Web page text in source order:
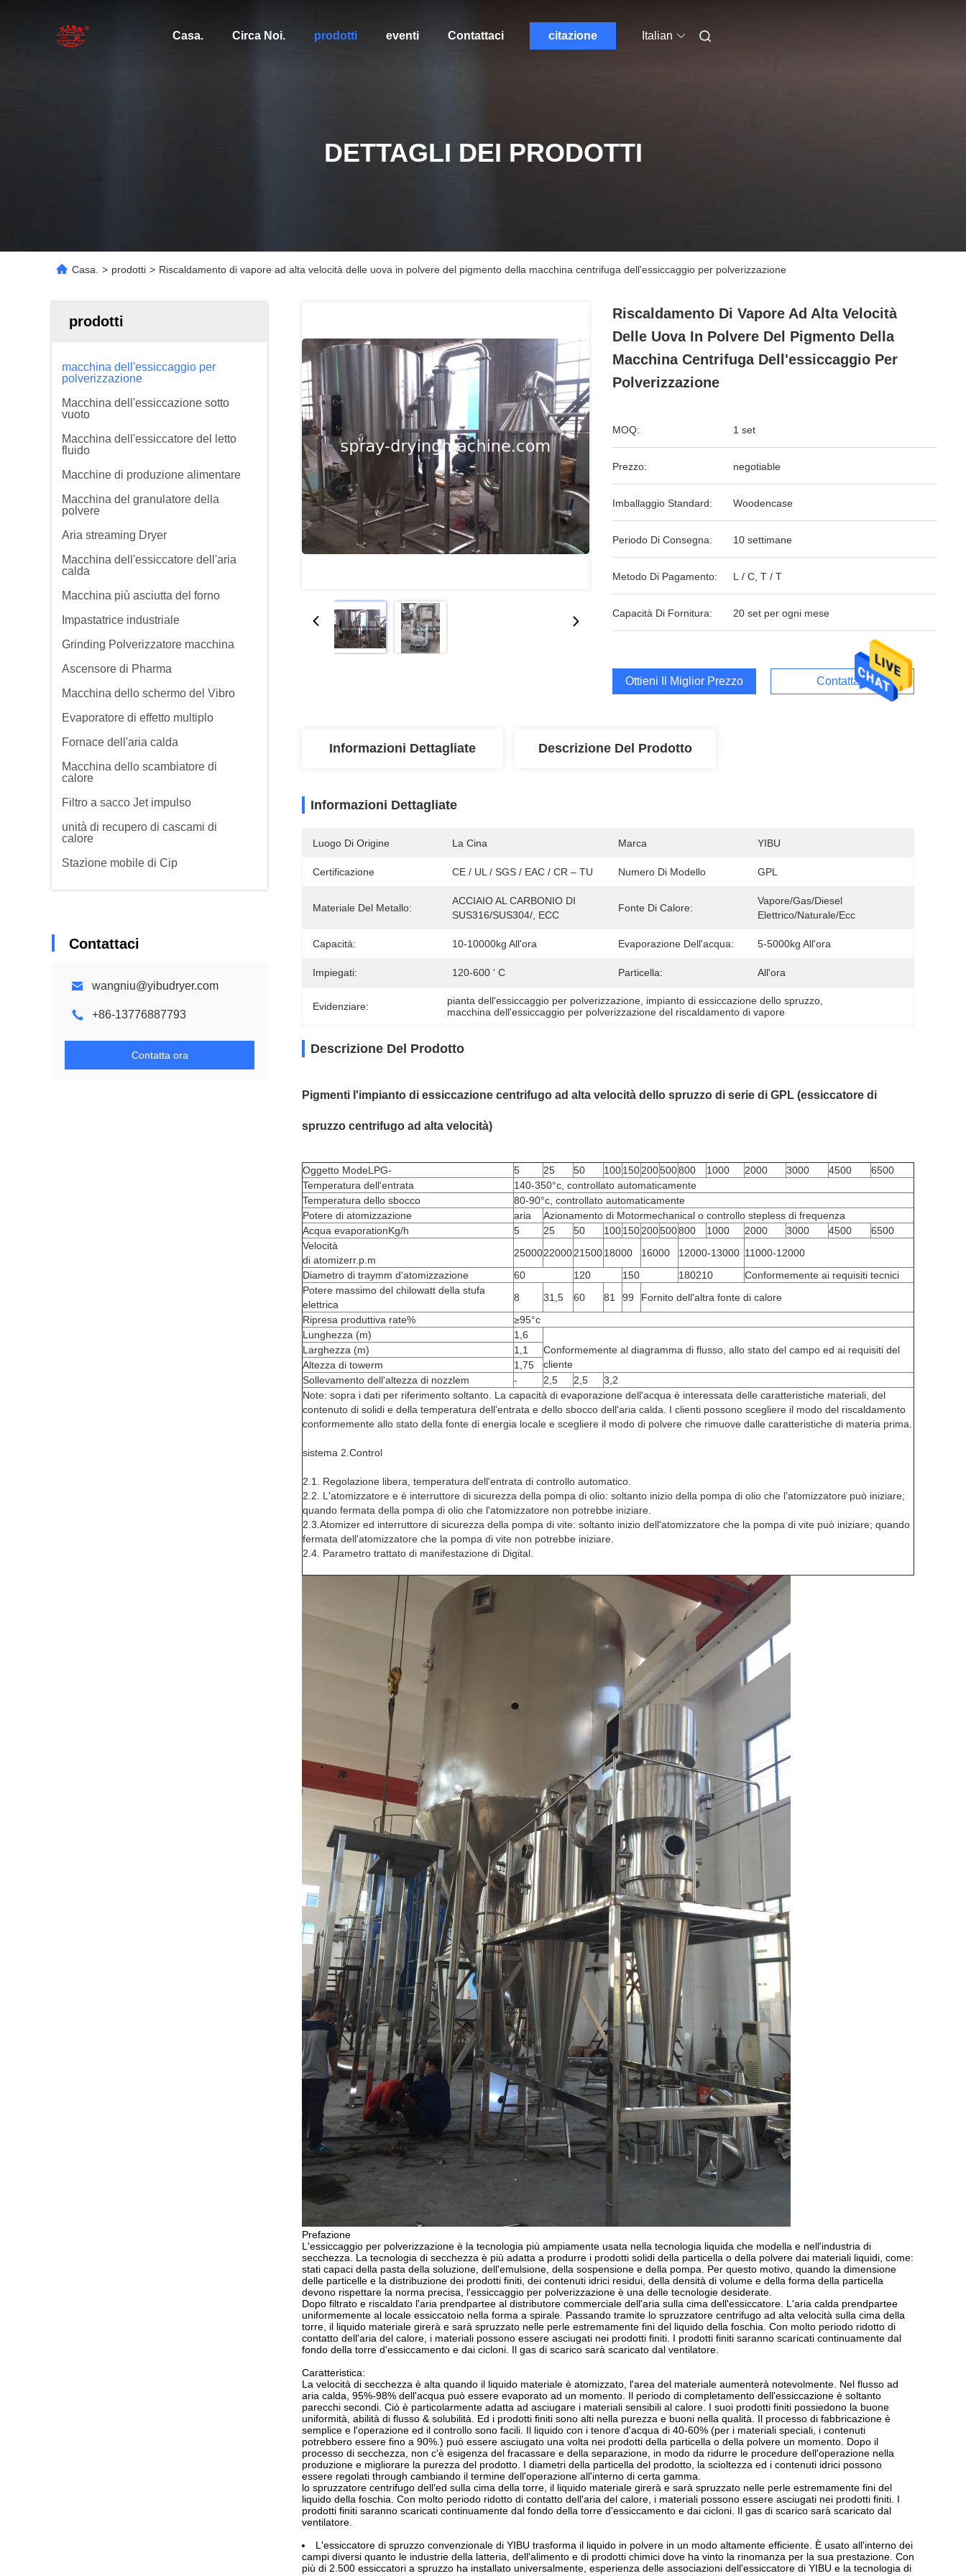
Casa. Circa Noi. prodotti eventi Contattaci citazione Italian
DETTAGLI DEI PRODOTTI
Casa. > prodotti > Riscaldamento di vapore ad alta velocità delle uova in polvere del pigmento della macchina centrifuga dell'essiccaggio per polverizzazione
prodotti
macchina dell'essiccaggio per
polverizzazione
Macchina dell'essiccazione sotto
vuoto
Macchina dell'essiccatore del letto
fluido
Macchine di produzione alimentare
Macchina del granulatore della
polvere
Aria streaming Dryer
Macchina dell'essiccatore dell'aria
calda
Macchina più asciutta del forno
Impastatrice industriale
Grinding Polverizzatore macchina
Ascensore di Pharma
Macchina dello schermo del Vibro
Evaporatore di effetto multiplo
Fornace dell'aria calda
Macchina dello scambiatore di
calore
Filtro a sacco Jet impulso
unità di recupero di cascami di
calore
Stazione mobile di Cip
Contattaci
wangniu@yibudryer.com
+86-13776887793
Contatta ora
Riscaldamento Di Vapore Ad Alta Velocità
Delle Uova In Polvere Del Pigmento Della
Macchina Centrifuga Dell'essiccaggio Per
Polverizzazione
MOQ: 1 set
Prezzo: negotiable
Imballaggio Standard: Woodencase
Periodo Di Consegna: 10 settimane
Metodo Di Pagamento: L / C, T / T
Capacità Di Fornitura: 20 set per ogni mese
Ottieni Il Miglior Prezzo Contattaci
Informazioni Dettagliate Descrizione Del Prodotto
Informazioni Dettagliate
Luogo Di Origine La Cina Marca YIBU
Certificazione CE / UL / SGS / EAC / CR – TU Numero Di Modello GPL
Materiale Del Metallo:
ACCIAIO AL CARBONIO DI
SUS316/SUS304/, ECC
Fonte Di Calore:
Vapore/gas/diesel
Elettrico/naturale/ecc
Capacità: 10-10000kg All'ora Evaporazione Dell'acqua: 5-5000kg All'ora
Impiegati: 120-600 ' C Particella: All'ora
Evidenziare: pianta dell'essiccaggio per polverizzazione impianto di essiccazione dello spruzzo
macchina dell'essiccaggio per polverizzazione del riscaldamento di vapore
Descrizione Del Prodotto
Pigmenti l'impianto di essiccazione centrifugo ad alta velocità dello spruzzo di serie di GPL (essiccatore di
spruzzo centrifugo ad alta velocità)
Oggetto ModeLPG- 5 25 50 100150200500800 1000 2000 3000 4500
6500
Temperatura dell'entrata
140-350°c, controllato automaticamente
Temperatura dello sbocco
80-90°c, controllato automaticamente
Potere di atomizzazione
aria
Azionamento di Motormechanical o controllo stepless di frequenza
Acqua evaporationKg/h
5 25 50 100150200500800 1000 2000 3000 4500
6500
Velocità
di atomizerr.p.m
25000220002150018000 16000 12000-13000 11000-12000
Diametro di traymm d'atomizzazione
60 120 150 180210
Conformemente ai requisiti tecnici
Potere massimo del chilowatt della stufa
elettrica
8 31,5 60 81 99
Fornito dell'altra fonte di calore
Ripresa produttiva rate%
≥95°c
Lunghezza (m)
1,6
Conformemente al diagramma di flusso, allo stato del campo ed ai requisiti del
cliente
Larghezza (m)
1,1
Altezza di towerm
1,75
Sollevamento dell'altezza di nozzlem
- 2,5 2,5
3,2
Note: sopra i dati per riferimento soltanto. La capacità di evaporazione dell'acqua è interessata delle caratteristiche materiali, del
contenuto di solidi e della temperatura dell'entrata e dello sbocco dell'aria calda. I clienti possono scegliere il modo del riscaldamento
conformemente allo stato della fonte di energia locale e scegliere il modo di polvere che rimuove dalle caratteristiche di materia prima.
sistema 2.Control
2.1. Regolazione libera, temperatura dell'entrata di controllo automatico.
2.2. L'atomizzatore e è interruttore di sicurezza della pompa di olio: soltanto inizio della pompa di olio che l'atomizzatore può iniziare;
quando fermata della pompa di olio che l'atomizzatore non potrebbe iniziare.
2.3.Atomizer ed interruttore di sicurezza della pompa di vite: soltanto inizio dell'atomizzatore che la pompa di vite può iniziare; quando
fermata dell'atomizzatore che la pompa di vite non potrebbe iniziare.
2.4. Parametro trattato di manifestazione di Digital.
Prefazione
L'essiccaggio per polverizzazione è la tecnologia più ampiamente usata nella tecnologia liquida che modella e nell'industria di
secchezza. La tecnologia di secchezza è più adatta a produrre i prodotti solidi della particella o della polvere dai materiali liquidi, come:
stati capaci della pasta della soluzione, dell'emulsione, della sospensione e della pompa. Per questo motivo, quando la dimensione
delle particelle e la distribuzione dei prodotti finiti, dei contenuti idrici residui, della densità di volume e della forma della particella
devono rispettare la norma precisa, l'essiccaggio per polverizzazione è una delle tecnologie desiderate.
Dopo filtrato e riscaldato l'aria prendpartee al distributore commerciale dell'aria sulla cima dell'essiccatore. L'aria calda prendpartee
uniformemente al locale essiccatoio nella forma a spirale. Passando tramite lo spruzzatore centrifugo ad alta velocità sulla cima della
torre, il liquido materiale girerà e sarà spruzzato nelle perle estremamente fini del liquido della foschia. Con molto periodo ridotto di
contatto dell'aria del calore, i materiali possono essere asciugati nei prodotti finiti. I prodotti finiti saranno scaricati continuamente dal
fondo della torre d'essiccamento e dai cicloni. Il gas di scarico sarà scaricato dal ventilatore.
Caratteristica:
La velocità di secchezza è alta quando il liquido materiale è atomizzato, l'area del materiale aumenterà notevolmente. Nel flusso ad
aria calda, 95%-98% dell'acqua può essere evaporato ad un momento. Il periodo di completamento dell'essiccazione è soltanto
parecchi secondi. Ciò è particolarmente adatta ad asciugare i materiali sensibili al calore. I suoi prodotti finiti possiedono la buone
uniformità, abilità di flusso & solubilità. Ed i prodotti finiti sono alti nella purezza e buoni nella qualità. Il processo di fabbricazione è
semplice e l'operazione ed il controllo sono facili. Il liquido con i tenore d'acqua di 40-60% (per i materiali speciali, i contenuti
potrebbero essere fino a 90%.) può essere asciugato una volta nei prodotti della particella o della polvere un momento. Dopo il
processo di secchezza, non c'è esigenza del fracassare e della separazione, in modo da ridurre le procedure dell'operazione nella
produzione e migliorare la purezza del prodotto. I diametri della particella del prodotto, la scioltezza ed i contenuti idrici possono
essere regolati through cambiando il termine dell'operazione all'interno di certa gamma.
lo spruzzatore centrifugo dell'ed sulla cima della torre, il liquido materiale girerà e sarà spruzzato nelle perle estremamente fini del
liquido della foschia. Con molto periodo ridotto di contatto dell'aria del calore, i materiali possono essere asciugati nei prodotti finiti. I
prodotti finiti saranno scaricati continuamente dal fondo della torre d'essiccamento e dai cicloni. Il gas di scarico sarà scaricato dal
ventilatore.
L'essiccatore di spruzzo convenzionale di YIBU trasforma il liquido in polvere in un modo altamente efficiente. È usato all'interno dei
campi diversi quanto le industrie della latteria, dell'alimento e di prodotti chimici dove ha vinto la rinomanza per la sua prestazione. Con
più di 2.500 essiccatori a spruzzo ha installato universalmente, esperienza delle associazioni dell'essiccatore di YIBU e la tecnologia di